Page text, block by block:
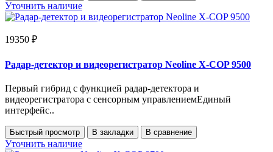
Уточнить наличие
19350 ₽
Радар-детектор и видеорегистратор Neoline X-COP 9500
Первый гибрид с функцией радар-детектора и
видеорегистратора с сенсорным управлениемЕдиный
интерфейс..
Быстрый просмотр В закладки В сравнение
Уточнить наличие